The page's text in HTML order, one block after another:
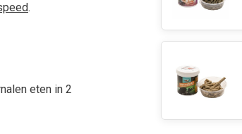
.
eten in 2